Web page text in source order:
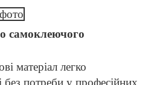
самоклеючого
матеріал легко
без потреби у професійних